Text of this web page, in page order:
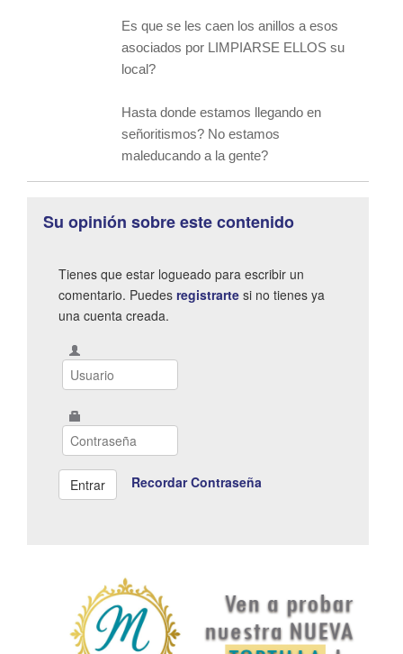
Es que se les caen los anillos a esos
asociados por LIMPIARSE ELLOS su
local?
Hasta donde estamos llegando en
señoritismos? No estamos
maleducando a la gente?
Su opinión sobre este contenido
Tienes que estar logueado para escribir un
comentario. Puedes registrarte si no tienes ya
una cuenta creada.
Recordar Contraseña